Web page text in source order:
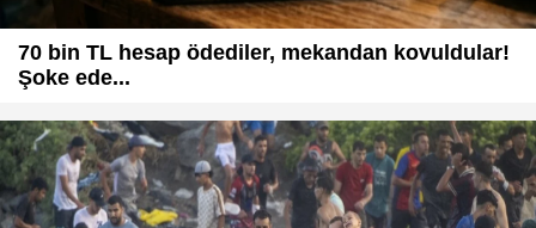
70 bin TL hesap ödediler, mekandan kovuldular!
Şoke ede...